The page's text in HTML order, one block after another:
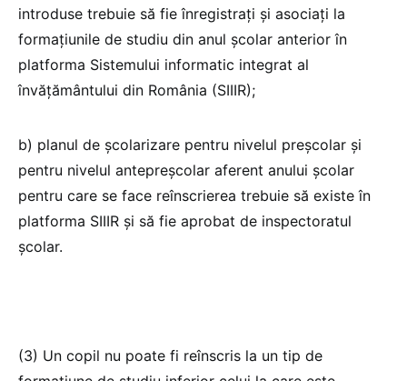
introduse trebuie să fie înregistrați și asociați la
formațiunile de studiu din anul școlar anterior în
platforma Sistemului informatic integrat al
învățământului din România (SIIIR);
b) planul de școlarizare pentru nivelul preșcolar și
pentru nivelul antepreșcolar aferent anului școlar
pentru care se face reînscrierea trebuie să existe în
platforma SIIIR și să fie aprobat de inspectoratul
școlar.
(3) Un copil nu poate fi reînscris la un tip de